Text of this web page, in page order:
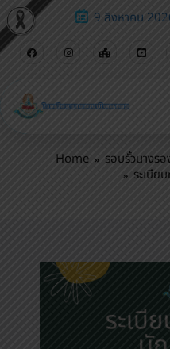
9 สิงหาคม
Home รอบรั้วนางร
ระเบีย